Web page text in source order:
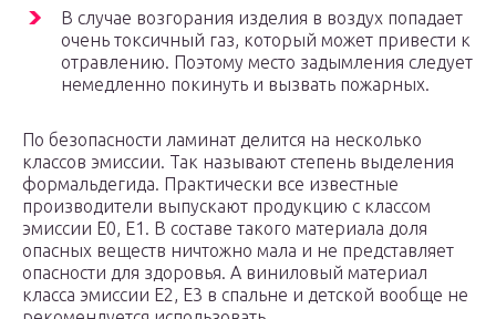
В случае возгорания изделия в воздух попадает
очень токсичный газ, который может привести к
отравлению. Поэтому место задымления следует
немедленно покинуть и вызвать пожарных.
По безопасности ламинат делится на несколько
классов эмиссии. Так называют степень выделения
формальдегида. Практически все известные
производители выпускают продукцию с классом
эмиссии Е0, Е1. В составе такого материала доля
опасных веществ ничтожно мала и не представляет
опасности для здоровья. А виниловый материал
класса эмиссии Е2, Е3 в спальне и детской вообще не